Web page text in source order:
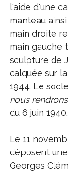
l'aide d'une
manteau
main droite
main gauche
sculpture de
calquée sur
1944. Le
nous
du 6 juin 1940.
Le 11
déposent
Georges